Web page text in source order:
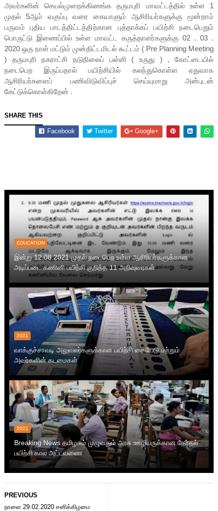
அவர்களின் செயல்முறைக்கிணங்க தருமபுரி மாவட்டத்தில் உள்ள 1
முதல் 5ஆம் வகுப்பு வரை கையாளும் ஆசிரியர்களுக்கு மூன்றாம்
பருவம் புதிய பாடத்திட்டத்திற்கான புத்தாக்கப் பயிற்சி நடைபெறும்
பொருட்டு இணைப்பில் உள்ள மாவட்ட கருத்தாளர்களுக்கு 02 . 03 .
2020 ஒரு நாள் மட்டும் முன்திட்டமிடல் கூட்டம் ( Pre Planning Meeting
) தருமபுரி நகராட்சி நடுநிலைப் பள்ளி ( உருது ) , கோட்டையில்
நடைபெற இருப்பதால் பயிற்சியில் கலந்துகொள்ள ஏதுவாக
ஆசிரியர்களைப் பணிவிடுவிப்புச் செய்யுமாறு அன்புடன்
கேட்டுக்கொள்கிறேன் .
SHARE THIS
Facebook Twitter Google+
EDUCATION
இன்று 12.08.2021 முதல் நடைபெற உள்ள ஆசிரியர்களுக்கான
அடிப்படை கணினி பயிற்சி குறித்த 11 அறிவுரைகள்
2021
வாக்குச்சாவடி அலுவலர்களுக்கான பயிற்சி கையேடு மற்றும்
அவர்களின் கடமைகள்
2021
Breaking News தமிழகம் முழுவதும் அரசு ஊழியருக்கான தேர்தல்
பயிற்சி கால அட்டவணை
PREVIOUS
நாளை 29.02.2020 சனிக்கிழமை